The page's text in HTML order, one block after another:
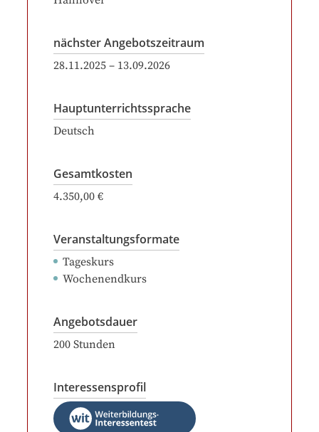
nächster Angebotszeitraum
28.11.2025 – 13.09.2026
Hauptunterrichtssprache
Deutsch
Gesamtkosten
4.350,00 €
Veranstaltungsformate
Tageskurs
Wochenendkurs
Angebotsdauer
200 Stunden
Interessensprofil